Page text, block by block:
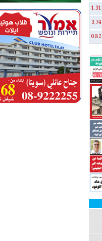
1.31
3.74
0.82